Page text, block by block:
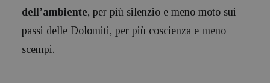
dell’ambiente, per più silenzio e meno moto sui
passi delle Dolomiti, per più coscienza e meno
scempi.